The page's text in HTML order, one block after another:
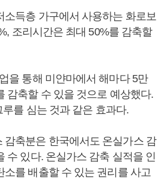
소득층 가구에서 사용하는 화로보
조리시간은 최대 50%를 감축할
을 통해 미얀마에서 해마다 5만
감축할 수 있을 것으로 예상했다.
를 심는 것과 같은 효과다.
감축분은 한국에서도 온실가스 감
수 있다. 온실가스 감축 실적을 인
소를 배출할 수 있는 권리를 사고